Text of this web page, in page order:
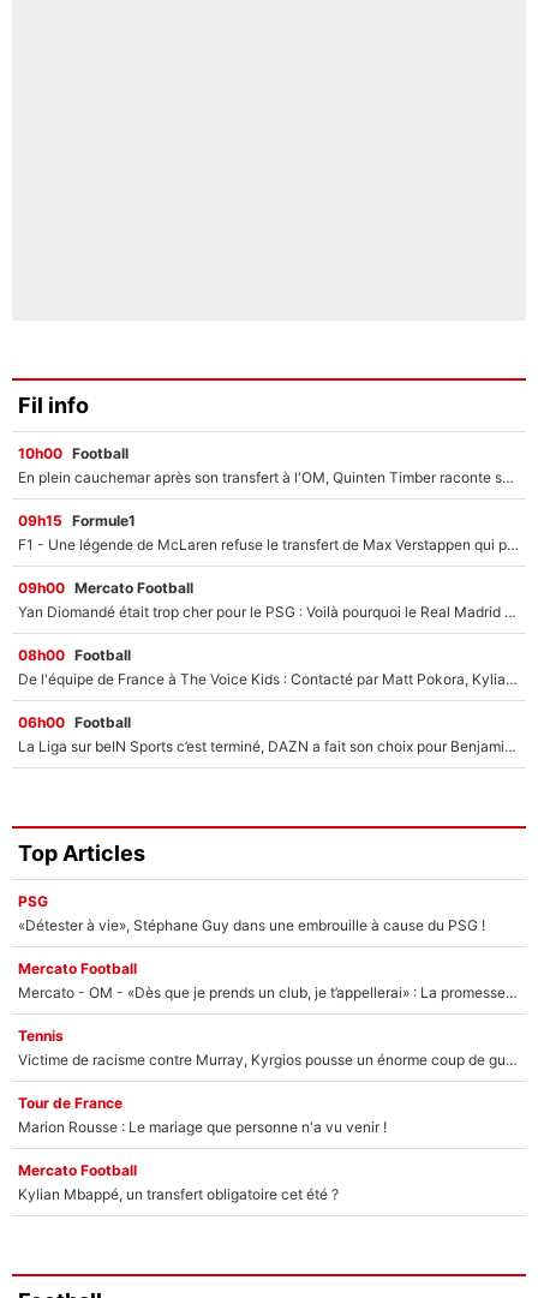
Fil info
10h00 Football
En plein cauchemar après son transfert à l'OM, Quinten Timber raconte ses doutes après sa signature à Marseille
09h15 Formule1
F1 - Une légende de McLaren refuse le transfert de Max Verstappen qui pourrait «faire des vagues» et plomber l'ambiance dans l'équipe
09h00 Mercato Football
Yan Diomandé était trop cher pour le PSG : Voilà pourquoi le Real Madrid a accepté de payer la somme record de 140M€ pour boucler son transfert !
08h00 Football
De l'équipe de France à The Voice Kids : Contacté par Matt Pokora, Kylian Mbappé a accepté de jouer un rôle inédit sur TF1 !
06h00 Football
La Liga sur beIN Sports c’est terminé, DAZN a fait son choix pour Benjamin Da Silva et Omar Da Fonseca !
Top Articles
PSG
«Détester à vie», Stéphane Guy dans une embrouille à cause du PSG !
Mercato Football
Mercato - OM - «Dès que je prends un club, je t’appellerai» : La promesse de Marcelino au moment de claquer la porte
Tennis
Victime de racisme contre Murray, Kyrgios pousse un énorme coup de gueule !
Tour de France
Marion Rousse : Le mariage que personne n'a vu venir !
Mercato Football
Kylian Mbappé, un transfert obligatoire cet été ?